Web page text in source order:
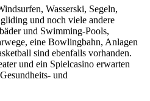
Wasserski, Segeln,
und noch viele andere
und Swimming-Pools,
eine Bowlingbahn, Anlagen
sind ebenfalls vorhanden.
und ein Spielcasino erwarten
und